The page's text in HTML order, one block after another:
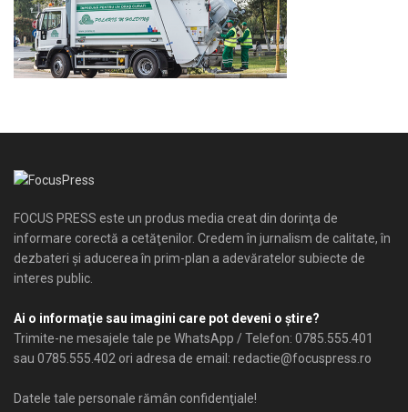
FOCUS PRESS este un produs media creat din dorinţa de
informare corectă a cetăţenilor. Credem în jurnalism de calitate, în
dezbateri şi aducerea în prim-plan a adevăratelor subiecte de
interes public.
Ai o informaţie sau imagini care pot deveni o ştire?
Trimite-ne mesajele tale pe WhatsApp / Telefon: 0785.555.401
sau 0785.555.402 ori adresa de email: redactie@focuspress.ro
Datele tale personale rămân confidenţiale!